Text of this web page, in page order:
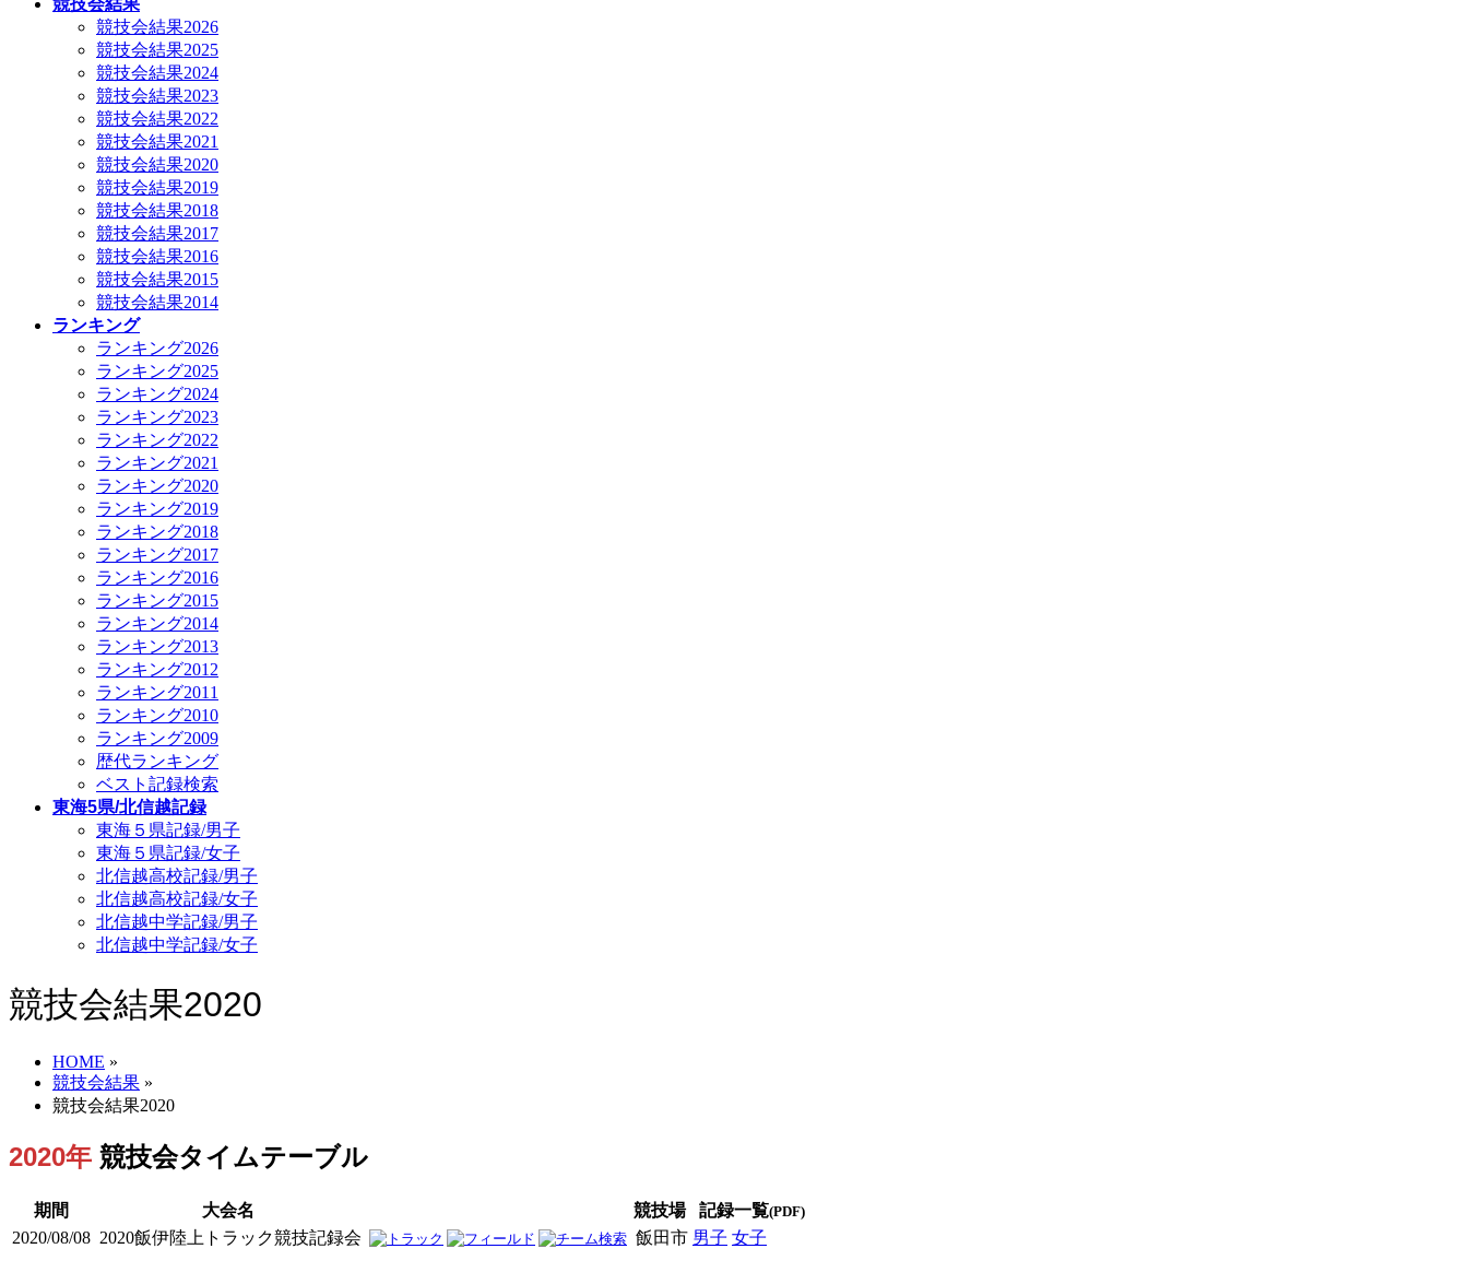
競技会結果
競技会結果2026
競技会結果2025
競技会結果2024
競技会結果2023
競技会結果2022
競技会結果2021
競技会結果2020
競技会結果2019
競技会結果2018
競技会結果2017
競技会結果2016
競技会結果2015
競技会結果2014
ランキング
ランキング2026
ランキング2025
ランキング2024
ランキング2023
ランキング2022
ランキング2021
ランキング2020
ランキング2019
ランキング2018
ランキング2017
ランキング2016
ランキング2015
ランキング2014
ランキング2013
ランキング2012
ランキング2011
ランキング2010
ランキング2009
歴代ランキング
ベスト記録検索
東海5県/北信越記録
東海５県記録/男子
東海５県記録/女子
北信越高校記録/男子
北信越高校記録/女子
北信越中学記録/男子
北信越中学記録/女子
競技会結果2020
HOME »
競技会結果 »
競技会結果2020
2020年 競技会タイムテーブル
期間 大会名 競技場 記録一覧(PDF)
2020/08/08 2020飯伊陸上トラック競技記録会 飯田市 男子 女子